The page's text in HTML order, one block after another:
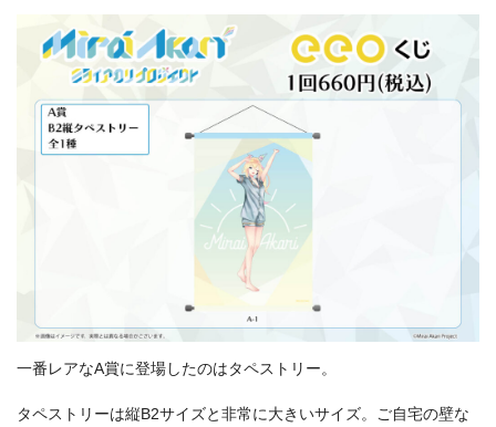
一番レアなA賞に登場したのはタペストリー。
タペストリーは縦B2サイズと非常に大きいサイズ。ご自宅の壁な